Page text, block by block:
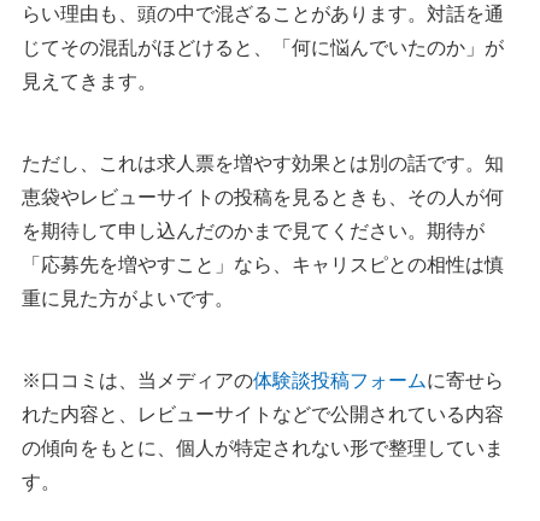
らい理由も、頭の中で混ざることがあります。対話を通
じてその混乱がほどけると、「何に悩んでいたのか」が
見えてきます。
ただし、これは求人票を増やす効果とは別の話です。知
恵袋やレビューサイトの投稿を見るときも、その人が何
を期待して申し込んだのかまで見てください。期待が
「応募先を増やすこと」なら、キャリスピとの相性は慎
重に見た方がよいです。
※口コミは、当メディアの体験談投稿フォームに寄せら
れた内容と、レビューサイトなどで公開されている内容
の傾向をもとに、個人が特定されない形で整理していま
す。